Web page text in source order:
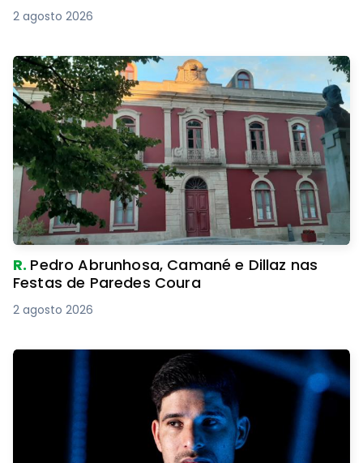
2 agosto 2026
R. Pedro Abrunhosa, Camané e Dillaz nas
Festas de Paredes Coura
2 agosto 2026